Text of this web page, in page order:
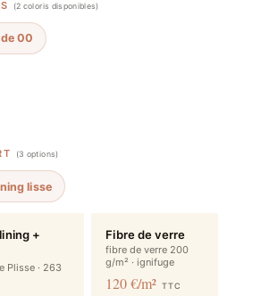
(2 coloris disponibles)
00
(3 options)
lisse
+
Plisse · 263
Fibre de verre
fibre de verre 200
g/m² · ignifuge
120 €/m² TTC